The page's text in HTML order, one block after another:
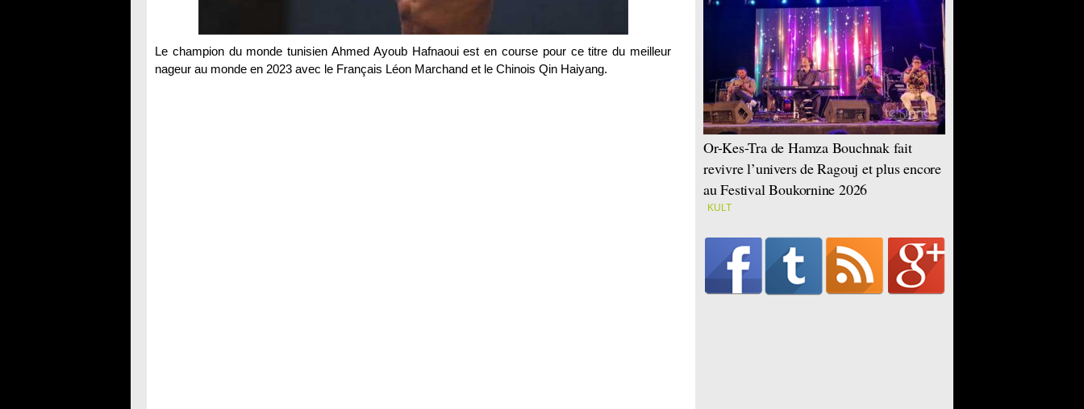
Le champion du monde tunisien Ahmed Ayoub Hafnaoui est en course pour ce titre du meilleur
nageur au monde en 2023 avec le Français Léon Marchand et le Chinois Qin Haiyang.
Or-Kes-Tra de Hamza Bouchnak fait
revivre l’univers de Ragouj et plus encore
au Festival Boukornine 2026
KULT